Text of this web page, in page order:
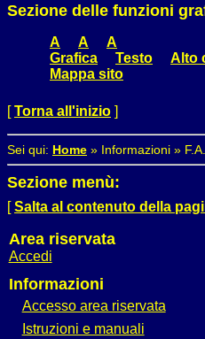
Sezione delle funzioni
A A
A
Grafica
Testo
Alto
Mappa sito
[Torna all'inizio ]
Sei qui: Home » Informazioni »
Sezione menù:
[Salta al contenuto della
Area riservata
Accedi
Informazioni
Accesso area riservata
Istruzioni e manuali